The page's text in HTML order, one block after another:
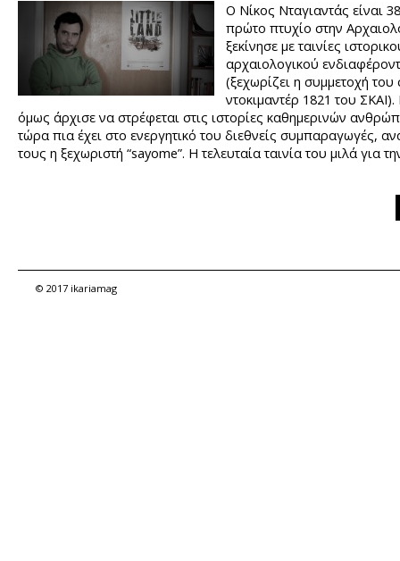
Ο Νίκος Νταγιαντάς είναι
πρώτο πτυχίο στην
ξεκίνησε με ταινίες
αρχαιολογικού
(ξεχωρίζει η συμμετοχή του
ντοκιμαντέρ 1821 του
όμως άρχισε να στρέφεται στις ιστορίες καθημερινών
τώρα πια έχει στο ενεργητικό του διεθνείς συμπαραγωγές,
τους η ξεχωριστή “sayome”. Η τελευταία ταινία του μιλά για
© 2017 ikariamag